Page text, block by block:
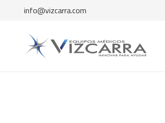
info@vizcarra.com